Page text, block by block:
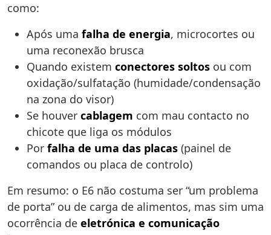
como:
Após uma falha de energia, microcortes ou
uma reconexão brusca
Quando existem conectores soltos ou com
oxidação/sulfatação (humidade/condensação
na zona do visor)
Se houver cablagem com mau contacto no
chicote que liga os módulos
Por falha de uma das placas (painel de
comandos ou placa de controlo)
Em resumo: o E6 não costuma ser “um problema
de porta” ou de carga de alimentos, mas sim uma
ocorrência de eletrónica e comunicação